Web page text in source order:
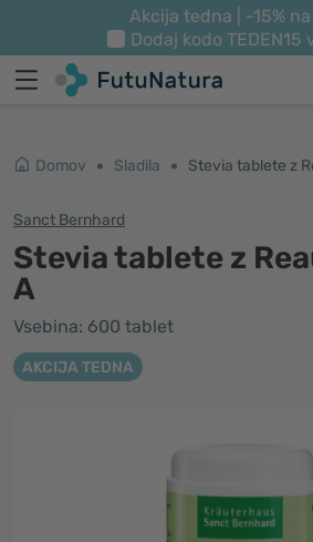
Akcija tedna | -15%
Dodaj kodo TEDEN15
Domov Sladila
Sanct Bernhard
Stevia tablete z
A
Vsebina: 600 tablet
AKCIJA TEDNA